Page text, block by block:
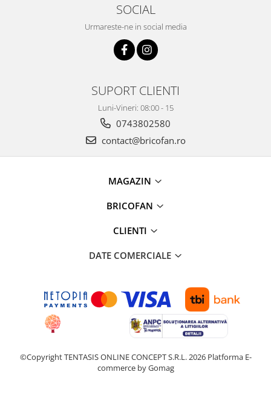
Decoratiuni luminoase exterioare &
Instalatii Craciun 220V
Instalatii liniare si role de furtun
luminos
Turturi/Franjuri 220V
Diverse pentru casa si camping
Feronerie
Balamale si zavoare
SOCIAL
Urmareste-ne in social media
SUPORT CLIENTI
Luni-Vineri: 08:00 - 15
0743802580
contact@bricofan.ro
MAGAZIN
BRICOFAN
CLIENTI
DATE COMERCIALE
©Copyright TENTASIS ONLINE CONCEPT S.R.L. 2026 Platforma E-
commerce by Gomag